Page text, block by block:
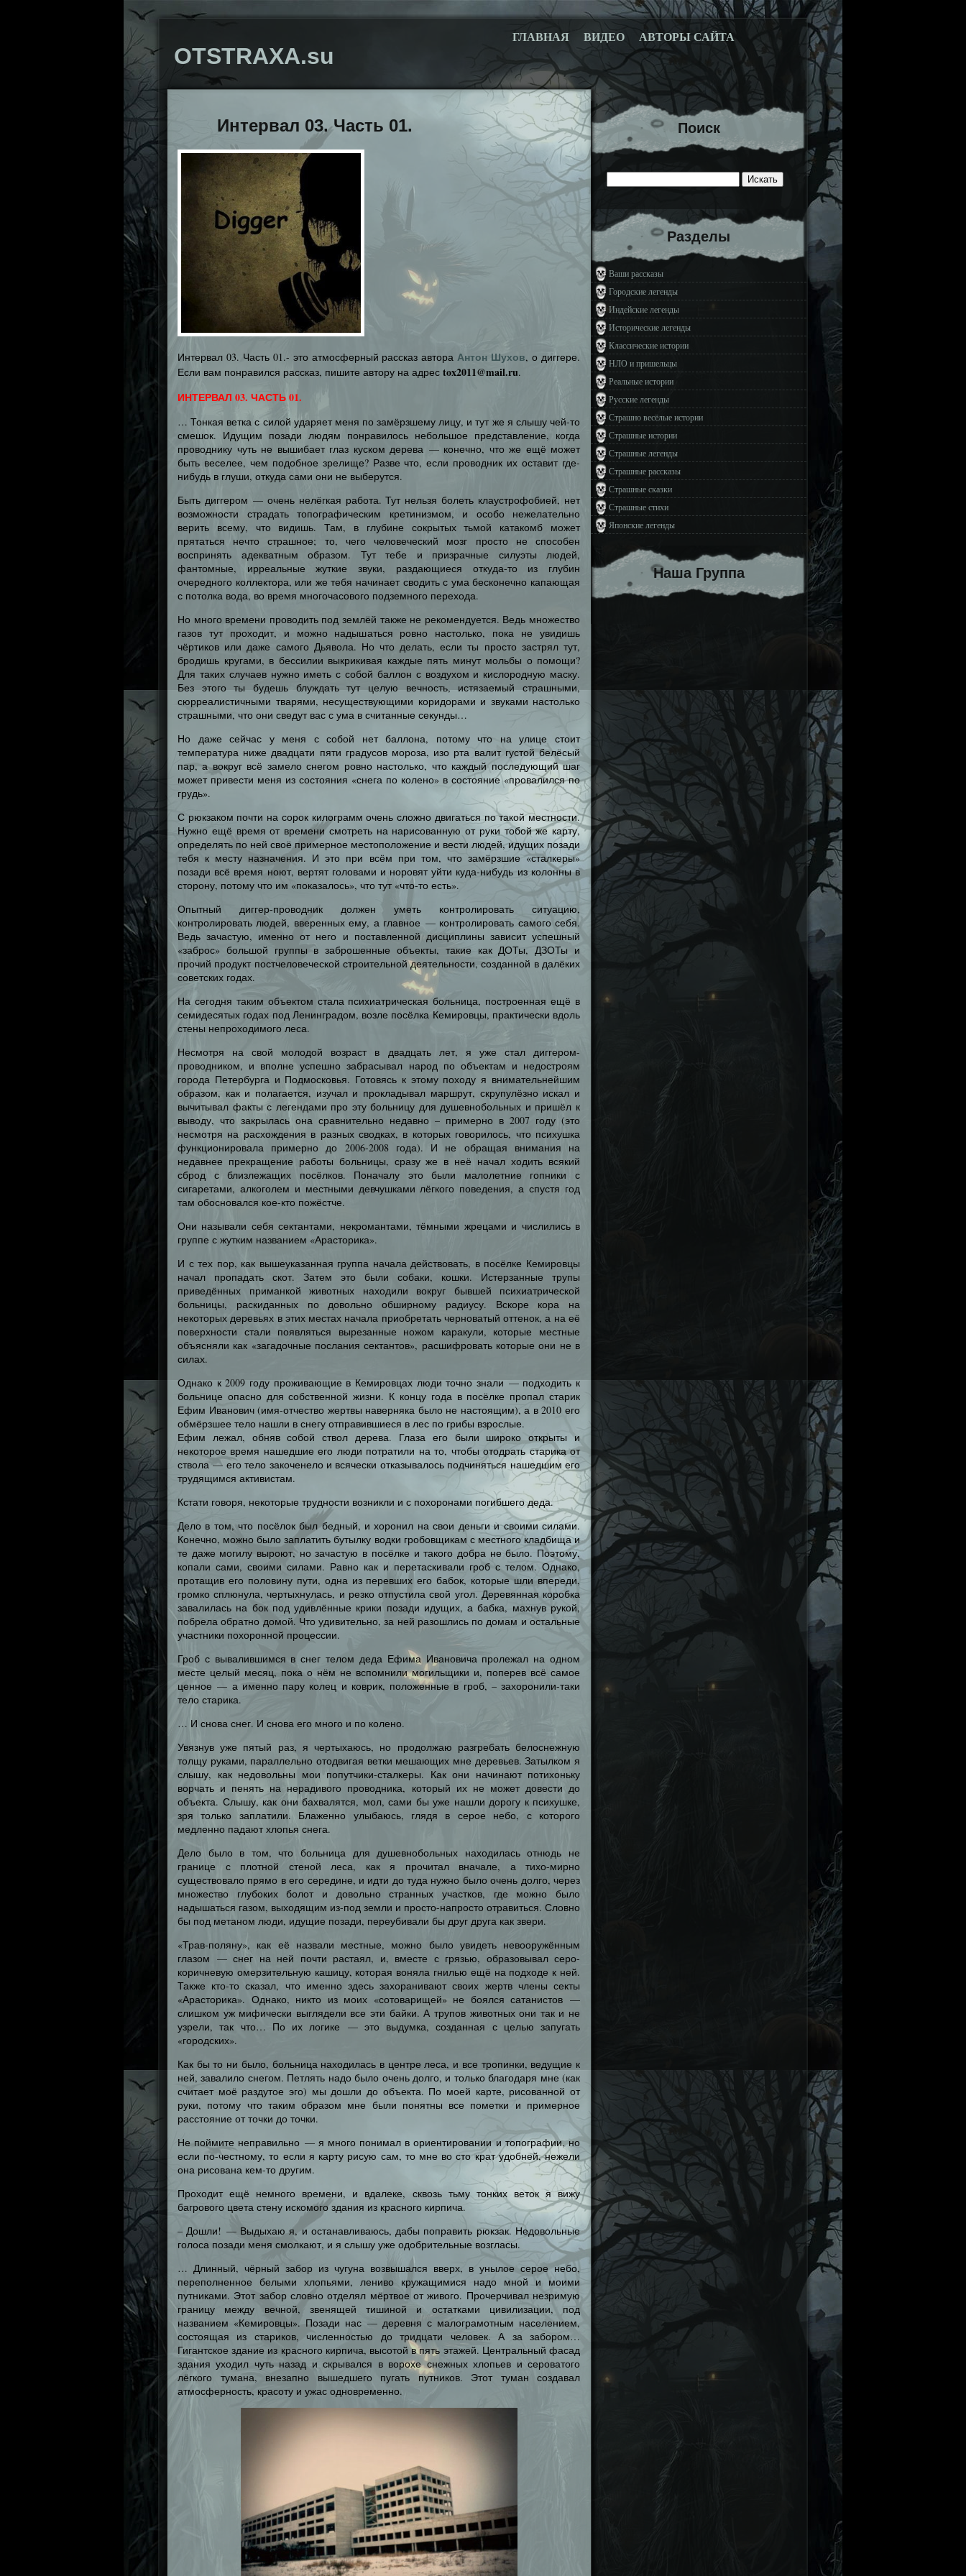
OTSTRAXA.su
ГЛАВНАЯ ВИДЕО АВТОРЫ САЙТА
Интервал 03. Часть 01.
Интервал 03. Часть 01.- это атмосферный рассказ автораАнтон Шухов, о диггере.
Если вам понравился рассказ, пишите автору на адрес tox2011@mail.ru.
ИНТЕРВАЛ 03. ЧАСТЬ 01.
… Тонкая ветка с силой ударяет меня по замёрзшему лицу, и тут же я слышу чей-то
смешок. Идущим позади людям понравилось небольшое представление, когда
проводнику чуть не вышибает глаз куском дерева — конечно, что же ещё может
быть веселее, чем подобное зрелище? Разве что, если проводник их оставит где-
нибудь в глуши, откуда сами они не выберутся.
Быть диггером — очень нелёгкая работа. Тут нельзя болеть клаустрофобией, нет
возможности страдать топографическим кретинизмом, и особо нежелательно
верить всему, что видишь. Там, в глубине сокрытых тьмой катакомб может
прятаться нечто страшное; то, чего человеческий мозг просто не способен
воспринять адекватным образом. Тут тебе и призрачные силуэты людей,
фантомные, ирреальные жуткие звуки, раздающиеся откуда-то из глубин
очередного коллектора, или же тебя начинает сводить с ума бесконечно капающая
с потолка вода, во время многочасового подземного перехода.
Но много времени проводить под землёй также не рекомендуется. Ведь множество
газов тут проходит, и можно надышаться ровно настолько, пока не увидишь
чёртиков или даже самого Дьявола. Но что делать, если ты просто застрял тут,
бродишь кругами, в бессилии выкрикивая каждые пять минут мольбы о помощи?
Для таких случаев нужно иметь с собой баллон с воздухом и кислородную маску.
Без этого ты будешь блуждать тут целую вечность, истязаемый страшными,
сюрреалистичными тварями, несуществующими коридорами и звуками настолько
страшными, что они сведут вас с ума в считанные секунды…
Но даже сейчас у меня с собой нет баллона, потому что на улице стоит
температура ниже двадцати пяти градусов мороза, изо рта валит густой белёсый
пар, а вокруг всё замело снегом ровно настолько, что каждый последующий шаг
может привести меня из состояния «снега по колено» в состояние «провалился по
грудь».
С рюкзаком почти на сорок килограмм очень сложно двигаться по такой местности.
Нужно ещё время от времени смотреть на нарисованную от руки тобой же карту,
определять по ней своё примерное местоположение и вести людей, идущих позади
тебя к месту назначения. И это при всём при том, что замёрзшие «сталкеры»
позади всё время ноют, вертят головами и норовят уйти куда-нибудь из колонны в
сторону, потому что им «показалось», что тут «что-то есть».
Опытный диггер-проводник должен уметь контролировать ситуацию,
контролировать людей, вверенных ему, а главное — контролировать самого себя.
Ведь зачастую, именно от него и поставленной дисциплины зависит успешный
«заброс» большой группы в заброшенные объекты, такие как ДОТы, ДЗОТы и
прочий продукт постчеловеческой строительной деятельности, созданной в далёких
советских годах.
На сегодня таким объектом стала психиатрическая больница, построенная ещё в
семидесятых годах под Ленинградом, возле посёлка Кемировцы, практически вдоль
стены непроходимого леса.
Несмотря на свой молодой возраст в двадцать лет, я уже стал диггером-
проводником, и вполне успешно забрасывал народ по объектам и недостроям
города Петербурга и Подмосковья. Готовясь к этому походу я внимательнейшим
образом, как и полагается, изучал и прокладывал маршрут, скрупулёзно искал и
вычитывал факты с легендами про эту больницу для душевнобольных и пришёл к
выводу, что закрылась она сравнительно недавно – примерно в 2007 году (это
несмотря на расхождения в разных сводках, в которых говорилось, что психушка
функционировала примерно до 2006-2008 года). И не обращая внимания на
недавнее прекращение работы больницы, сразу же в неё начал ходить всякий
сброд с близлежащих посёлков. Поначалу это были малолетние гопники с
сигаретами, алкоголем и местными девчушками лёгкого поведения, а спустя год
там обосновался кое-кто пожёстче.
Они называли себя сектантами, некромантами, тёмными жрецами и числились в
группе с жутким названием «Арасторика».
И с тех пор, как вышеуказанная группа начала действовать, в посёлке Кемировцы
начал пропадать скот. Затем это были собаки, кошки. Истерзанные трупы
приведённых приманкой животных находили вокруг бывшей психиатрической
больницы, раскиданных по довольно обширному радиусу. Вскоре кора на
некоторых деревьях в этих местах начала приобретать черноватый оттенок, а на её
поверхности стали появляться вырезанные ножом каракули, которые местные
объясняли как «загадочные послания сектантов», расшифровать которые они не в
силах.
Однако к 2009 году проживающие в Кемировцах люди точно знали — подходить к
больнице опасно для собственной жизни. К концу года в посёлке пропал старик
Ефим Иванович (имя-отчество жертвы наверняка было не настоящим), а в 2010 его
обмёрзшее тело нашли в снегу отправившиеся в лес по грибы взрослые.
Ефим лежал, обняв собой ствол дерева. Глаза его были широко открыты и
некоторое время нашедшие его люди потратили на то, чтобы отодрать старика от
ствола — его тело закоченело и всячески отказывалось подчиняться нашедшим его
трудящимся активистам.
Кстати говоря, некоторые трудности возникли и с похоронами погибшего деда.
Дело в том, что посёлок был бедный, и хоронил на свои деньги и своими силами.
Конечно, можно было заплатить бутылку водки гробовщикам с местного кладбища и
те даже могилу выроют, но зачастую в посёлке и такого добра не было. Поэтому,
копали сами, своими силами. Равно как и перетаскивали гроб с телом. Однако,
протащив его половину пути, одна из перевших его бабок, которые шли впереди,
громко сплюнула, чертыхнулась, и резко отпустила свой угол. Деревянная коробка
завалилась на бок под удивлённые крики позади идущих, а бабка, махнув рукой,
побрела обратно домой. Что удивительно, за ней разошлись по домам и остальные
участники похоронной процессии.
Гроб с вывалившимся в снег телом деда Ефима Ивановича пролежал на одном
месте целый месяц, пока о нём не вспомнили могильщики и, поперев всё самое
ценное — а именно пару колец и коврик, положенные в гроб, – захоронили-таки
тело старика.
… И снова снег. И снова его много и по колено.
Увязнув уже пятый раз, я чертыхаюсь, но продолжаю разгребать белоснежную
толщу руками, параллельно отодвигая ветки мешающих мне деревьев. Затылком я
слышу, как недовольны мои попутчики-сталкеры. Как они начинают потихоньку
ворчать и пенять на нерадивого проводника, который их не может довести до
объекта. Слышу, как они бахвалятся, мол, сами бы уже нашли дорогу к психушке,
зря только заплатили. Блаженно улыбаюсь, глядя в серое небо, с которого
медленно падают хлопья снега.
Дело было в том, что больница для душевнобольных находилась отнюдь не
границе с плотной стеной леса, как я прочитал вначале, а тихо-мирно
существовало прямо в его середине, и идти до туда нужно было очень долго, через
множество глубоких болот и довольно странных участков, где можно было
надышаться газом, выходящим из-под земли и просто-напросто отравиться. Словно
бы под метаном люди, идущие позади, переубивали бы друг друга как звери.
«Трав-поляну», как её назвали местные, можно было увидеть невооружённым
глазом — снег на ней почти растаял, и, вместе с грязью, образовывал серо-
коричневую омерзительную кашицу, которая воняла гнилью ещё на подходе к ней.
Также кто-то сказал, что именно здесь захоранивают своих жертв члены секты
«Арасторика». Однако, никто из моих «сотоварищей» не боялся сатанистов —
слишком уж мифически выглядели все эти байки. А трупов животных они так и не
узрели, так что… По их логике — это выдумка, созданная с целью запугать
«городских».
Как бы то ни было, больница находилась в центре леса, и все тропинки, ведущие к
ней, завалило снегом. Петлять надо было очень долго, и только благодаря мне (как
считает моё раздутое эго) мы дошли до объекта. По моей карте, рисованной от
руки, потому что таким образом мне были понятны все пометки и примерное
расстояние от точки до точки.
Не поймите неправильно — я много понимал в ориентировании и топографии, но
если по-честному, то если я карту рисую сам, то мне во сто крат удобней, нежели
она рисована кем-то другим.
Проходит ещё немного времени, и вдалеке, сквозь тьму тонких веток я вижу
багрового цвета стену искомого здания из красного кирпича.
– Дошли! — Выдыхаю я, и останавливаюсь, дабы поправить рюкзак. Недовольные
голоса позади меня смолкают, и я слышу уже одобрительные возгласы.
… Длинный, чёрный забор из чугуна возвышался вверх, в унылое серое небо,
переполненное белыми хлопьями, лениво кружащимися надо мной и моими
путниками. Этот забор словно отделял мёртвое от живого. Прочерчивал незримую
границу между вечной, звенящей тишиной и остатками цивилизации, под
названием «Кемировцы». Позади нас — деревня с малограмотным населением,
состоящая из стариков, численностью до тридцати человек. А за забором…
Гигантское здание из красного кирпича, высотой в пять этажей. Центральный фасад
здания уходил чуть назад и скрывался в ворохе снежных хлопьев и сероватого
лёгкого тумана, внезапно вышедшего пугать путников. Этот туман создавал
атмосферность, красоту и ужас одновременно.
Поиск
Разделы
Ваши рассказы
Городские легенды
Индейские легенды
Исторические легенды
Классические истории
НЛО и пришельцы
Реальные истории
Русские легенды
Страшно весёлые истории
Страшные истории
Страшные легенды
Страшные рассказы
Страшные сказки
Страшные стихи
Японские легенды
Наша Группа